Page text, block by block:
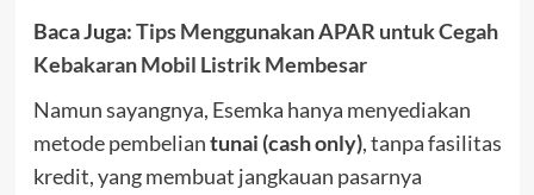
Baca Juga:Tips Menggunakan APAR untuk Cegah
Kebakaran Mobil Listrik Membesar
Namun sayangnya, Esemka hanya menyediakan
metode pembeliantunai (cash only), tanpa fasilitas
kredit, yang membuat jangkauan pasarnya